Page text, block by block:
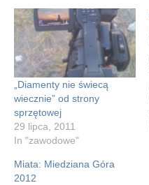
„Diamenty nie świecą
wiecznie” od strony
sprzętowej
29 lipca, 2011
In "zawodowe"
Miata: Miedziana Góra
2012